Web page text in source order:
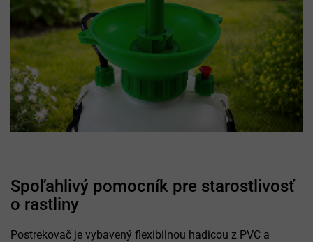
Spoľahlivý pomocník pre starostlivosť
o rastliny
Postrekovač je vybavený flexibilnou hadicou z PVC a